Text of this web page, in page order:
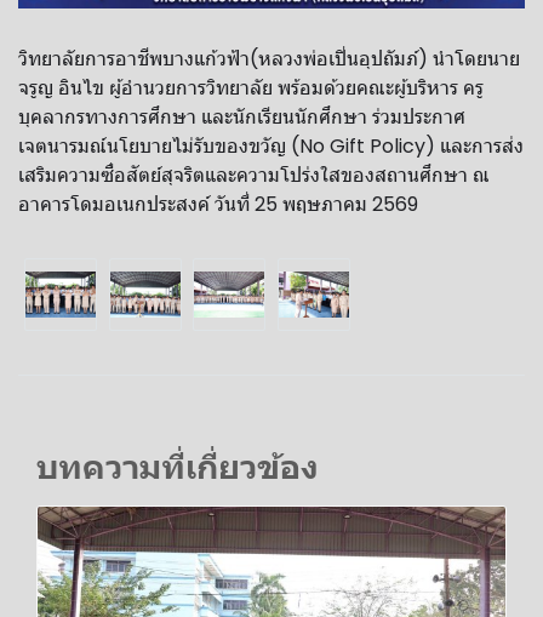
วิทยาลัย​การ​อาชีพ​บางแก้ว​ฟ้า​(หลวงพ่อ​เปิ่น​อุปถัมภ์)​ นำ​โดย​นาย​
จรูญ​ อิน​ไข​ ผู้​อำนวยการ​วิทยาลัย​ พร้อมด้วย​คณะ​ผู้บริหาร​ ครู​
บุคลากร​ทาง​การศึกษา​ และนักเรียน​นักศึกษา​ ร่วมประกาศ​
เจตนารมณ์​นโยบาย​ไม่รับของขวัญ​ (No Gift​ Policy)​ และการส่ง
เสริมความซื่อสัตย์​สุจริต​และความ​โปร่งใส​ของสถานศึกษา​ ณ​
อาคาร​โดม​อเนก​ประสงค์​ วันที่​ 25​ พฤษภาคม​ 2569
บทความที่เกี่ยวข้อง